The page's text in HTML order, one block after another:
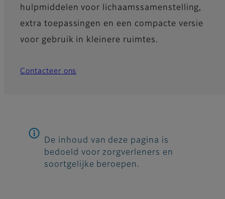
hulpmiddelen voor lichaamssamenstelling,
extra toepassingen en een compacte versie
voor gebruik in kleinere ruimtes.
Contacteer ons
De inhoud van deze pagina is
bedoeld voor zorgverleners en
soortgelijke beroepen.